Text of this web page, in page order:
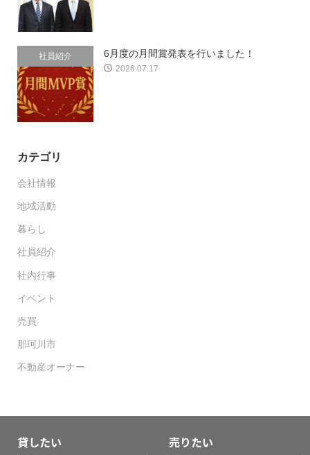
社員紹介 6月度の月間賞発表を行いました！
2026.07.17
カテゴリ
会社情報
地域活動
暮らし
社員紹介
社内行事
イベント
売買
那珂川市
不動産オーナー
貸したい 売りたい